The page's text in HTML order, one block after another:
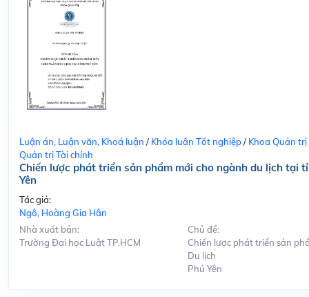
Luận án, Luận văn, Khoá luận / Khóa luận Tốt nghiệp/ Khoa Quản trị
Quản trị Tài chính
Chiến lược phát triển sản phẩm mới cho ngành du lịch tại
Yên
Tác giả:
Ngô, Hoàng Gia Hân
Nhà xuất bản:
Trường Đại học Luật TP.HCM
Chủ đề:
Chiến lược phát triển sản
Du lịch
Phú Yên